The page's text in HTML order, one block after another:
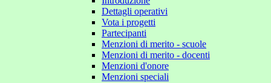
Dettagli operativi
Vota i progetti
Partecipanti
Menzioni di merito - scuole
Menzioni di merito - docenti
Menzioni d'onore
Menzioni speciali